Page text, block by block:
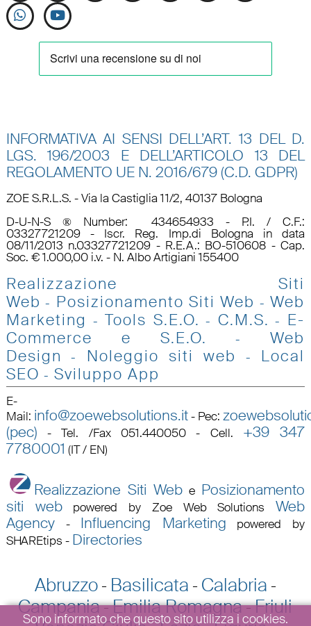
INFORMATIVA AI SENSI DELL’ART. 13 DEL D.
LGS. 196/2003 E DELL’ARTICOLO 13 DEL
REGOLAMENTO UE N. 2016/679 (C.D. GDPR)
ZOE S.R.L.S. - Via la Castiglia 11/2, 40137 Bologna
D-U-N-S ® Number: 434654933 - P.I. / C.F.:
03327721209 - Iscr. Reg. Imp.di Bologna in data
08/11/2013 n.03327721209 - R.E.A.: BO-510608 - Cap.
Soc. € 1.000,00 i.v. - N. Albo Artigiani 155400
Realizzazione Siti
Web - Posizionamento Siti Web -Web
Marketing - Tools S.E.O. - C.M.S. - E-
Commerce e S.E.O.
-Web
Design
- Noleggio siti web - Local
SEO - Sviluppo App
E-
Mail: info@zoewebsolutions.it- Pec:
(pec) -Tel. /Fax 051.440050 - Cell. +39 347
7780001 (IT / EN)
Realizzazione Siti Web e Posizionamento
siti webpowered by Zoe Web SolutionsWeb
Agency- Influencing Marketing powered by
SHAREtips - Directories
Abruzzo- Basilicata - Calabria -
Campania-Emilia Romagna-Friuli
Sono informato che questo sito utilizza i cookies.